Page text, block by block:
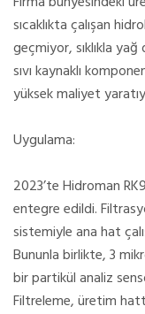
sıcaklıkta çalışan
geçmiyor, sıklıkla
sıvı kaynaklı
yüksek maliyet
Uygulama:
2023’te Hidroman
entegre edildi.
sistemiyle ana hat
Bununla birlikte, 3
bir partikül analiz
Filtreleme, üretim